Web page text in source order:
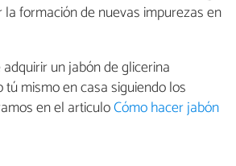
formación de nuevas impurezas en
un jabón de glicerina
mismo en casa siguiendo los
en el articuloCómo hacer jabón